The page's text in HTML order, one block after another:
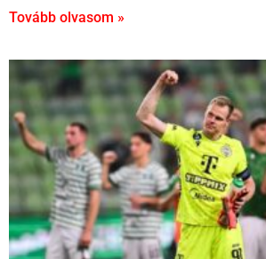
Tovább olvasom »